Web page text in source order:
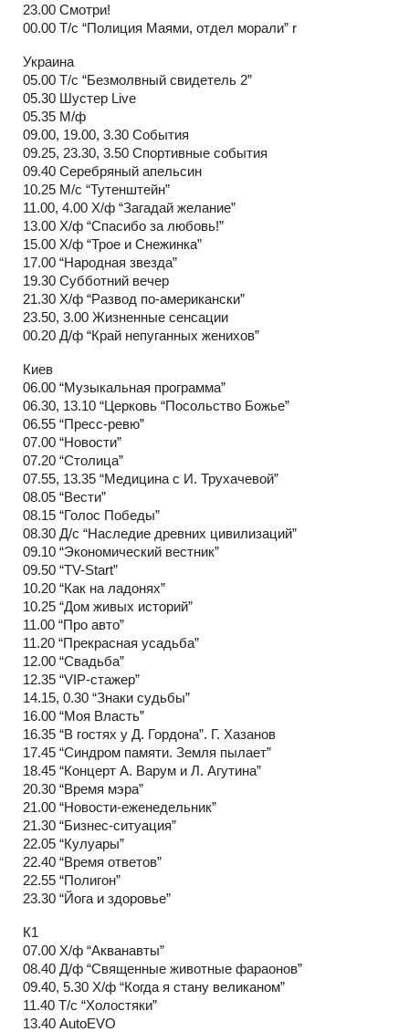
23.00 Смотри!
00.00 Т/с “Полиция Маями, отдел морали” r
Украина
05.00 Т/с “Безмолвный свидетель 2”
05.30 Шустер Live
05.35 М/ф
09.00, 19.00, 3.30 События
09.25, 23.30, 3.50 Спортивные события
09.40 Серебряный апельсин
10.25 М/с “Тутенштейн”
11.00, 4.00 Х/ф “Загадай желание”
13.00 Х/ф “Спасибо за любовь!”
15.00 Х/ф “Трое и Снежинка”
17.00 “Народная звезда”
19.30 Субботний вечер
21.30 Х/ф “Развод по-американски”
23.50, 3.00 Жизненные сенсации
00.20 Д/ф “Край непуганных женихов”
Киев
06.00 “Музыкальная программа”
06.30, 13.10 “Церковь “Посольство Божье”
06.55 “Пресс-ревю”
07.00 “Новости”
07.20 “Столица”
07.55, 13.35 “Медицина с И. Трухачевой”
08.05 “Вести”
08.15 “Голос Победы”
08.30 Д/с “Наследие древних цивилизаций”
09.10 “Экономический вестник”
09.50 “TV-Start”
10.20 “Как на ладонях”
10.25 “Дом живых историй”
11.00 “Про авто”
11.20 “Прекрасная усадьба”
12.00 “Свадьба”
12.35 “VIP-стажер”
14.15, 0.30 “Знаки судьбы”
16.00 “Моя Власть”
16.35 “В гостях у Д. Гордона”. Г. Хазанов
17.45 “Синдром памяти. Земля пылает”
18.45 “Концерт А. Варум и Л. Агутина”
20.30 “Время мэра”
21.00 “Новости-еженедельник”
21.30 “Бизнес-ситуация”
22.05 “Кулуары”
22.40 “Время ответов”
22.55 “Полигон”
23.30 “Йога и здоровье”
К1
07.00 Х/ф “Акванавты”
08.40 Д/ф “Священные животные фараонов”
09.40, 5.30 Х/ф “Когда я стану великаном”
11.40 Т/с “Холостяки”
13.40 AutoEVO